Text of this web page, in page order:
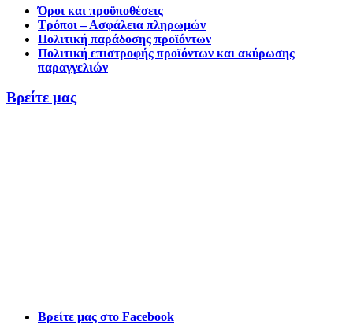
Όροι και προϋποθέσεις
Τρόποι – Ασφάλεια πληρωμών
Πολιτική παράδοσης προϊόντων
Πολιτική επιστροφής προϊόντων και ακύρωσης
παραγγελιών
Βρείτε μας
Βρείτε μας στο Facebook